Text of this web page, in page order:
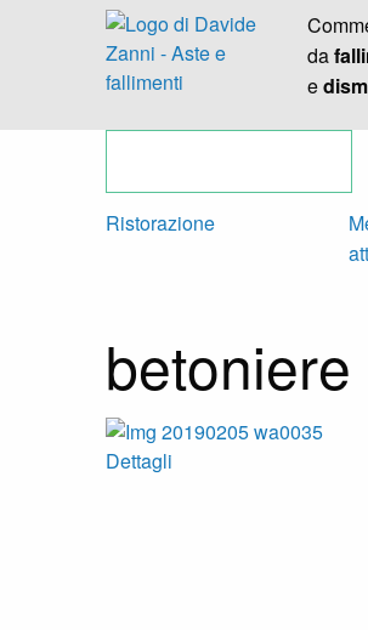
da
e
Ristorazione
Dettagli